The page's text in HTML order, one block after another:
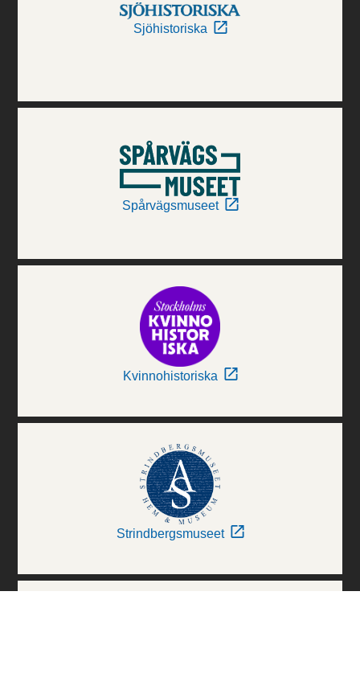
Sjöhistoriska
Spårvägsmuseet
Kvinnohistoriska
Strindbergsmuseet